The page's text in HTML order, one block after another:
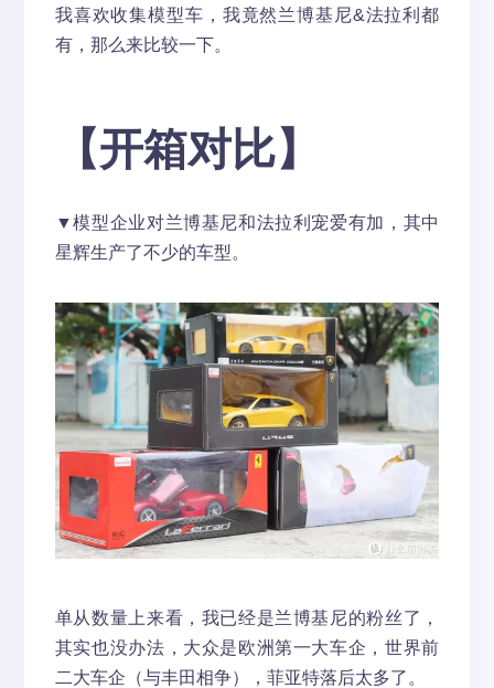
我喜欢收集模型车，我竟然兰博基尼&法拉利都
有，那么来比较一下。
【开箱对比】
▼模型企业对兰博基尼和法拉利宠爱有加，其中
星辉生产了不少的车型。
单从数量上来看，我已经是兰博基尼的粉丝了，
其实也没办法，大众是欧洲第一大车企，世界前
二大车企（与丰田相争），菲亚特落后太多了。